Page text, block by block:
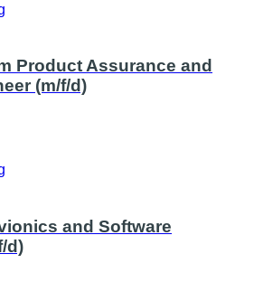
Product Assurance and
(m/f/d)
and Software
d)